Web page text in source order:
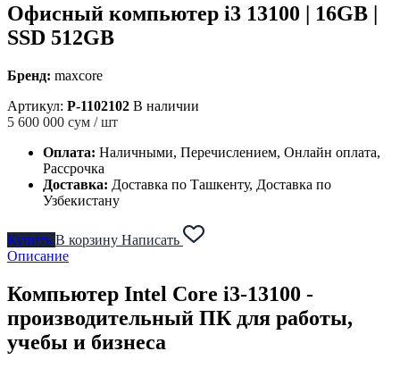
Офисный компьютер i3 13100 | 16GB |
SSD 512GB
Бренд: maxcore
Артикул: P-1102102 В наличии
5 600 000 сум / шт
Оплата: Наличными, Перечислением, Онлайн оплата,
Рассрочка
Доставка: Доставка по Ташкенту, Доставка по
Узбекистану
Купить В корзину Написать
Описание
Компьютер Intel Core i3-13100 -
производительный ПК для работы,
учебы и бизнеса